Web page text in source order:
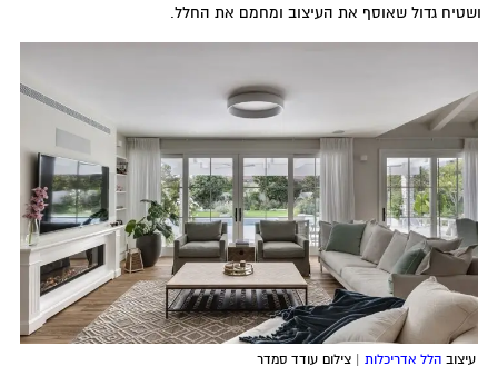
גדול שאוסף את העיצוב ומחמם את החלל.
עיצובהלל אדריכלות | צילום עודד סמדר